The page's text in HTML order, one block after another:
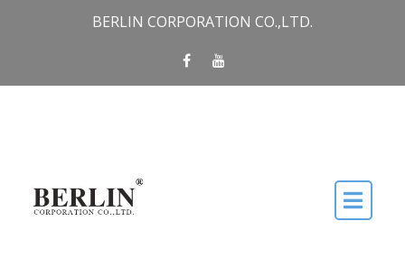
Skip to contentBERLIN CORPORATION CO.,LTD.